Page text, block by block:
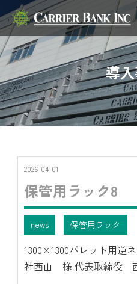
導
2026-04-01
保管用ラック8
news 保管用ラック
1300×1300パレット用逆
社西山 様 代表取締役